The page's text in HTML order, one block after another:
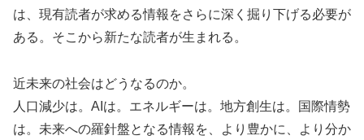
は、現有読者が求める情報をさらに深く掘り下げる必要が
ある。そこから新たな読者が生まれる。
近未来の社会はどうなるのか。
人口減少は。AIは。エネルギーは。地方創生は。国際情勢
は。未来への羅針盤となる情報を、より豊かに、より分か